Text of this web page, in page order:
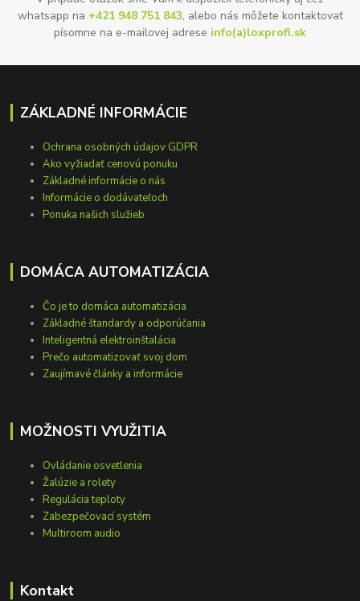
whatsapp na +421 948 751 843, alebo nás môžete kontaktovať
písomne na e-mailovej adrese info(a)loxprofi.sk
ZÁKLADNÉ INFORMÁCIE
Ochrana osobných údajov GDPR
Ako vyžiadať cenovú ponuku
Základné informácie o nás
Informácie o dodávateľoch
Ponuka našich služieb
DOMÁCA AUTOMATIZÁCIA
Čo je to domáca automatizácia
Základné štandardy a odporúčania
Inteligentná elektroinštalácia
Prečo automatizovať svoj dom
Zaujímavé články a informácie
MOŽNOSTI VYUŽITIA
Ovládanie osvetlenia
Žalúzie a rolety
Regulácia teploty
Zabezpečovací systém
Multiroom audio
Kontakt